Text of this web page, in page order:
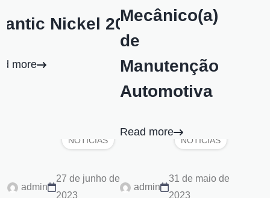
Nickel 2023
more
Mecânico(a)
de
Manutenção
Automotiva
Read more
NOTÍCIAS
admin
27 de junho de
2023
NOTÍCIAS
admin
31 de maio de
2023